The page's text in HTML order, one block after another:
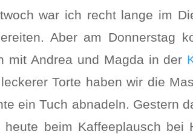
war ich recht lange im
Aber am Donnerstag
mit Andrea und Magda in der
Torte haben wir die
ein Tuch abnadeln. Gestern
beim Kaffeeplausch bei